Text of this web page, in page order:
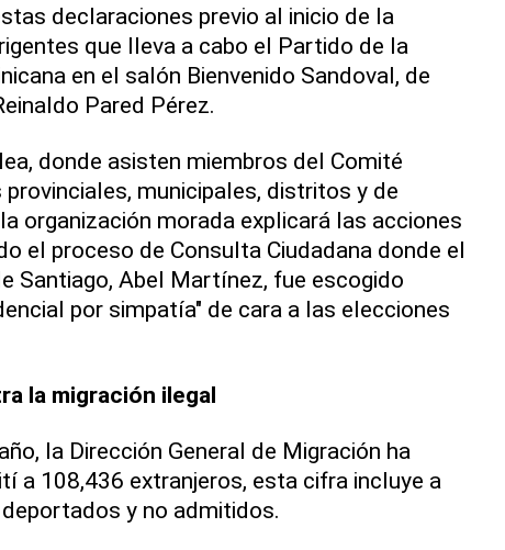
declaraciones previo al inicio de la
que lleva a cabo el Partido de la
en el salón Bienvenido Sandoval, de
Pared Pérez.
donde asisten miembros del Comité
provinciales, municipales, distritos y de
organización morada explicará las acciones
el proceso de Consulta Ciudadana donde el
Santiago, Abel Martínez, fue escogido
por simpatía" de cara a las elecciones
la migración ilegal
la Dirección General de Migración ha
a 108,436 extranjeros, esta cifra incluye a
y no admitidos.